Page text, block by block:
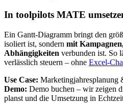
In toolpilots MATE
Ein Gantt-Diagramm bringt den
isoliert ist, sondern mit
Abhängigkeiten verbunden ist. So
verlässlich steuern – ohne Excel-
Use Case: Marketingjahresplanung
Demo: Demo buchen – wir zeigen
planst und die Umsetzung in